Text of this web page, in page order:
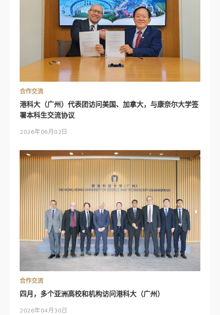
合作交流
港科大（广州）代表团访问美国、加拿大，与康奈尔大学签
署本科生交流协议
2026年06月02日
合作交流
四月，多个亚洲高校和机构访问港科大（广州）
2026年04月30日